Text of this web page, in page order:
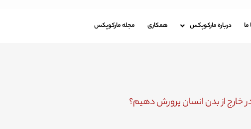
درباره مارکوپکس همکاری مجله مارکوپکس
خارج از بدن انسان پرورش دهیم؟